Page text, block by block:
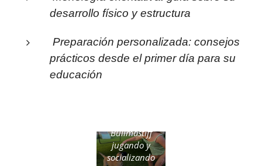
desarrollo físico y estructura
Preparación personalizada: consejos
prácticos desde el primer día para su
educación
Bullmastiff
jugando y
socializando